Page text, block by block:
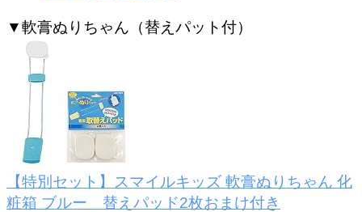
▼軟膏ぬりちゃん（替えパット付）
【特別セット】スマイルキッズ 軟膏ぬりちゃん 化
粧箱 ブルー 替えパッド2枚おまけ付き